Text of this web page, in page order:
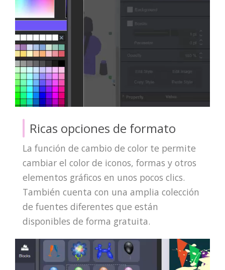
Ricas opciones de formato
La función de cambio de color te permite
cambiar el color de iconos, formas y otros
elementos gráficos en unos pocos clics.
También cuenta con una amplia colección
de fuentes diferentes que están
disponibles de forma gratuita.